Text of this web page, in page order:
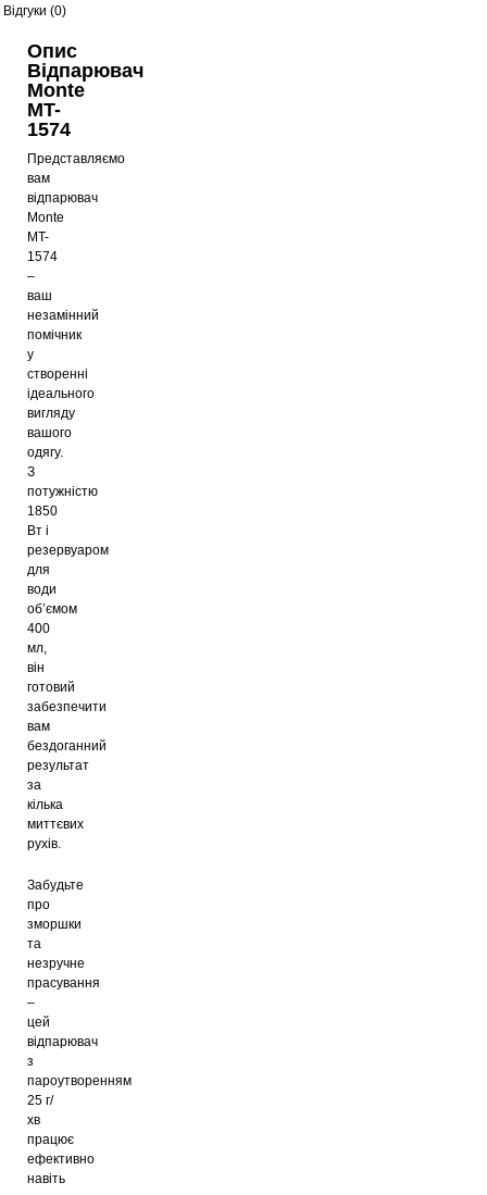
Відгуки (0)
Опис
Відпарювач
Monte
MT-
1574
Представляємо
вам
відпарювач
Monte
MT-
1574
–
ваш
незамінний
помічник
у
створенні
ідеального
вигляду
вашого
одягу.
З
потужністю
1850
Вт і
резервуаром
для
води
об’ємом
400
мл,
він
готовий
забезпечити
вам
бездоганний
результат
за
кілька
миттєвих
рухів.
Забудьте
про
зморшки
та
незручне
прасування
–
цей
відпарювач
з
пароутворенням
25 г/
хв
працює
ефективно
навіть